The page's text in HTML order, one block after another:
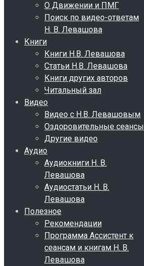
О Движении и ПМГ
Поиск по видео-ответам
Н. В. Левашова
Книги
Книги Н.В. Левашова
Статьи Н.В. Левашова
Книги других авторов
Читальный зал
Видео
Видео с Н.В. Левашовым
Оздоровительные сеансы
Другие видео
Аудио
Аудиокниги Н. В.
Левашова
Аудиостатьи Н. В.
Левашова
Полезное
Рекомендации
Программа Ассистент к
сеансам и книгам Н. В.
Левашова